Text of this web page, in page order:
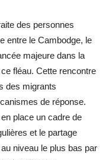
des personnes
entre le Cambodge, le
majeure dans la
fléau. Cette rencontre
des migrants
de réponse.
place un cadre de
et le partage
niveau le plus bas par